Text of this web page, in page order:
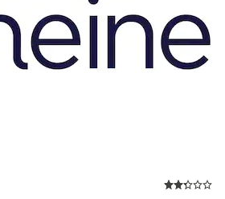
€, vorheriger Preis: 69,99 €